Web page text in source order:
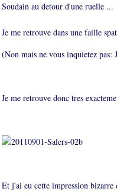
Soudain au detour d'une ruelle ...
Je me retrouve dans une faille
(Non mais ne vous inquietez
Je me retrouve donc tres
Et j'ai eu cette impression bizarre